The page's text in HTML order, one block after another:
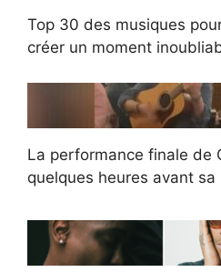
Top 30 des musiques
créer un moment
La performance finale de
quelques heures avant sa